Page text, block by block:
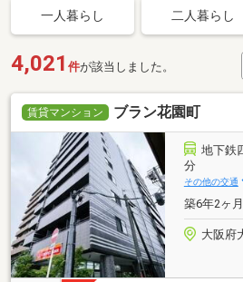
一人暮らし 二人暮らし
4,021 件が該当しました。
賃貸マンション ブラン花園町
地下鉄
分
その他の交通
築6年2ヶ
大阪府